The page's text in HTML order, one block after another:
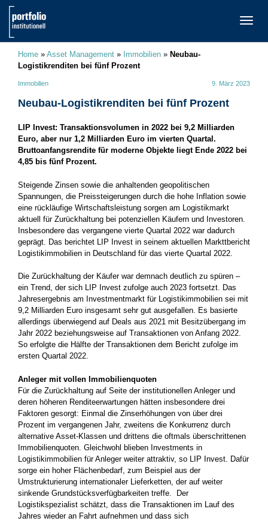
Home » Asset Management » Immobilien » Neubau-
Logistikrenditen bei fünf Prozent
Immobilien 9. März 2023
Neubau-Logistikrenditen bei fünf Prozent
LIP Invest: Transaktionsvolumen in 2022 bei 9,2 Milliarden
Euro, aber nur 1,2 Milliarden Euro im vierten Quartal.
Bruttoanfangsrendite für moderne Objekte liegt Ende 2022 bei
4,85 bis fünf Prozent.
Steigende Zinsen sowie die anhaltenden geopolitischen
Spannungen, die Preissteigerungen durch die hohe Inflation sowie
eine rückläufige Wirtschaftsleistung sorgen am Logistikmarkt
aktuell für Zurückhaltung bei potenziellen Käufern und Investoren.
Insbesondere das vergangene vierte Quartal 2022 war dadurch
geprägt. Das berichtet LIP Invest in seinem aktuellen Markttbericht
Logistikimmobilien in Deutschland für das vierte Quartal 2022.
Die Zurückhaltung der Käufer war demnach deutlich zu spüren –
ein Trend, der sich LIP Invest zufolge auch 2023 fortsetzt. Das
Jahresergebnis am Investmentmarkt für Logistikimmobilien sei mit
9,2 Milliarden Euro insgesamt sehr gut ausgefallen. Es basierte
allerdings überwiegend auf Deals aus 2021 mit Besitzübergang im
Jahr 2022 beziehungsweise auf Transaktionen von Anfang 2022.
So erfolgte die Hälfte der Transaktionen dem Bericht zufolge im
ersten Quartal 2022.
Anleger mit vollen Immobilienquoten
Für die Zurückhaltung auf Seite der institutionellen Anleger und
deren höheren Renditeerwartungen hätten insbesondere drei
Faktoren gesorgt: Einmal die Zinserhöhungen von über drei
Prozent im vergangenen Jahr, zweitens die Konkurrenz durch
alternative Asset-Klassen und drittens die oftmals überschrittenen
Immobilienquoten. Gleichwohl blieben Investments in
Logistikimmobilien für Anleger weiter attraktiv, so LIP Invest. Dafür
sorge ein hoher Flächenbedarf, zum Beispiel aus der
Umstrukturierung internationaler Lieferketten, der auf weiter
sinkende Grundstücksverfügbarkeiten treffe. Der
Logistikspezialist schätzt, dass die Transaktionen im Lauf des
Jahres wieder an Fahrt aufnehmen und dass sich